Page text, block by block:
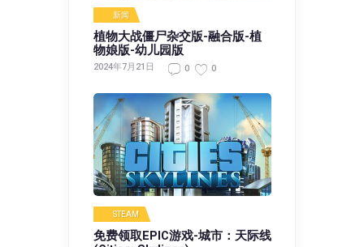
新闻
植物大战僵尸杂交版-融合版-植
物娘版-幼儿园版
2024年7月21日 0 0
STEAM
免费领取EPIC游戏-城市：天际线